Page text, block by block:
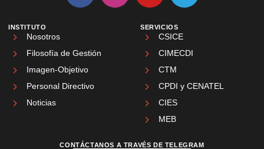
INSTITUTO
Nosotros
Filosofía de Gestión
Imagen-Objetivo
Personal Directivo
Noticias
SERVICIOS
CSICE
CIMECDI
CTM
CPDI y CENATEL
CIES
MEB
CONTÁCTANOS A TRAVÉS DE TELEGRAM